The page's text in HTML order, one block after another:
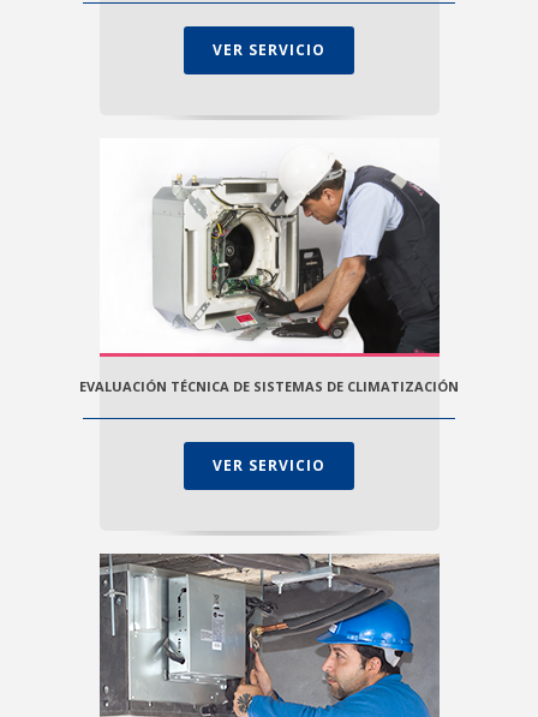
VER SERVICIO
EVALUACIÓN TÉCNICA DE SISTEMAS DE CLIMATIZACIÓN
VER SERVICIO